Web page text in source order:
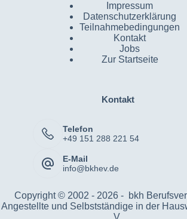
Impressum
Datenschutzerklärung
Teilnahmebedingungen
Kontakt
Jobs
Zur Startseite
Kontakt
Telefon
+49 151 288 221 54
E-Mail
info@bkhev.de
Copyright © 2002 - 2026 - bkh
Angestellte und Selbstständige in der
V.